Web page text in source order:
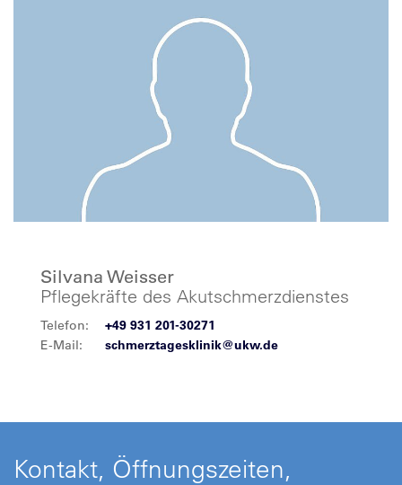
Silvana Weisser
Pflegekräfte des Akutschmerzdienstes
Telefon:
+49 931 201-30271
E-Mail:
schmerztagesklinik@ukw.de
Kontakt, Öffnungszeiten,